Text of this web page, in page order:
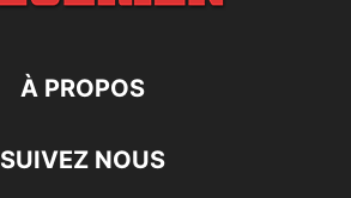
À PROPOS
SUIVEZ NOUS